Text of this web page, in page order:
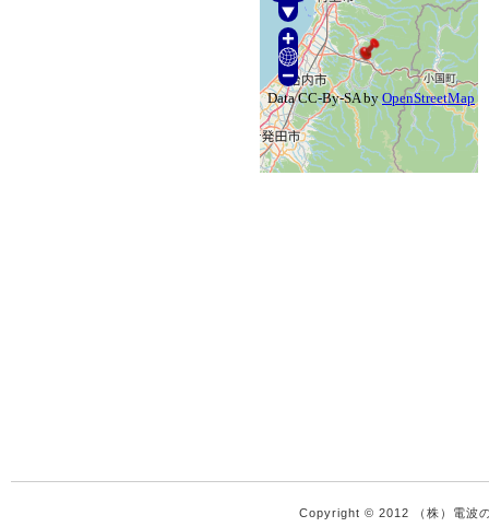
Copyright © 2012 （株）電波